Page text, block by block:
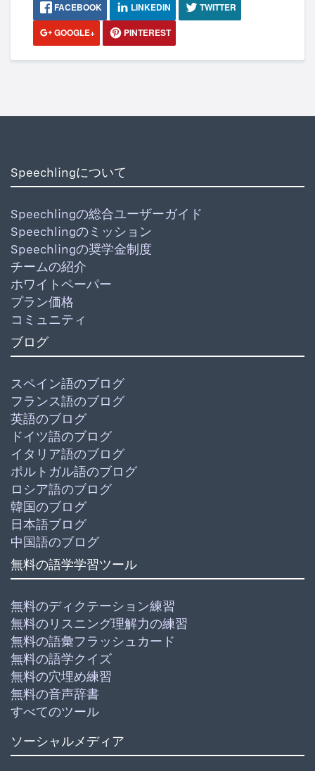
FACEBOOK LINKEDIN
TWITTER
GOOGLE+
PINTEREST
Speechlingについて
Speechlingの総合ユーザーガイド
Speechlingのミッション
Speechlingの奨学金制度
チームの紹介
ホワイトペーパー
プラン価格
コミュニティ
ブログ
スペイン語のブログ
フランス語のブログ
英語のブログ
ドイツ語のブログ
イタリア語のブログ
ポルトガル語のブログ
ロシア語のブログ
韓国のブログ
日本語ブログ
中国語のブログ
無料の語学学習ツール
無料のディクテーション練習
無料のリスニング理解力の練習
無料の語彙フラッシュカード
無料の語学クイズ
無料の穴埋め練習
無料の音声辞書
すべてのツール
ソーシャルメディア